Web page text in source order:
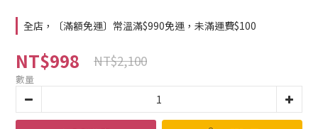
全店，〔滿額免運〕常溫滿$990免運，未滿運費$100
NT$998 NT$2,100
數量